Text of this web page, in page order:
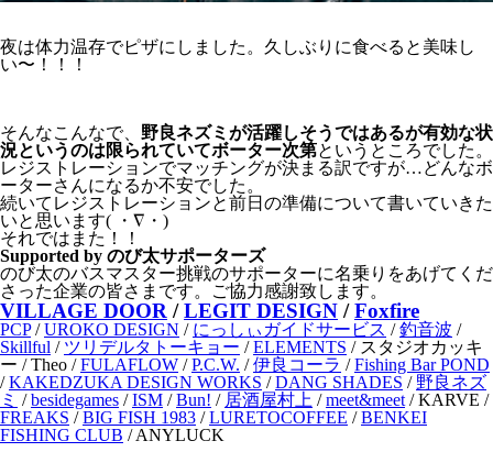
夜は体力温存でピザにしました。久しぶりに食べると美味し
い〜！！！
そんなこんなで、 野良ネズミが活躍しそうではあるが有効な状
況というのは限られていてボーター次第というところでした。
レジストレーションでマッチングが決まる訳ですが…どんなボ
ーターさんになるか不安でした。
続いてレジストレーションと前日の準備について書いていきた
いと思います( ・∇・)
それではまた！！
Supported by のび太サポーターズ
のび太のバスマスター挑戦のサポーターに名乗りをあげてくだ
さった企業の皆さまです。ご協力感謝致します。
VILLAGE DOOR /LEGIT DESIGN /Foxfire
PCP/UROKO DESIGN / にっしぃガイドサービス /釣音波 /
Skillful / ツリデルタトーキョー /ELEMENTS / スタジオカッキ
ー / Theo /FULAFLOW /P.C.W. /伊良コーラ /Fishing Bar POND
/KAKEDZUKA DESIGN WORKS /DANG SHADES / 野良ネズ
ミ /besidegames /ISM /Bun! / 居酒屋村上 /meet&meet / KARVE /
FREAKS /BIG FISH 1983 /LURETOCOFFEE /BENKEI
FISHING CLUB / ANYLUCK